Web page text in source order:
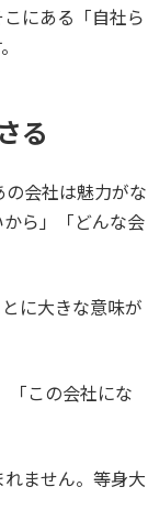
にある「自社ら
る
の会社は魅力がな
ら」「どんな会
に大きな意味が
「この会社にな
ません。等身大